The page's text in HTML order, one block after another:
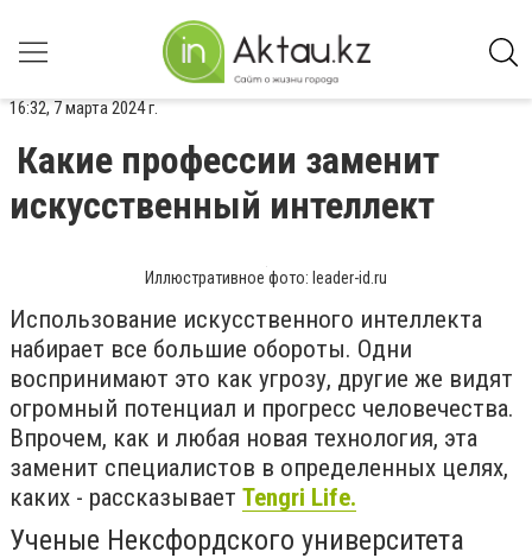
16:32, 7 марта 2024 г.
Какие профессии заменит
искусственный интеллект
Иллюстративное фото: leader-id.ru
Использование искусственного интеллекта
набирает все большие обороты. Одни
воспринимают это как угрозу, другие же видят
огромный потенциал и прогресс человечества.
Впрочем, как и любая новая технология, эта
заменит специалистов в определенных целях,
каких - рассказывает Tengri Life.
Ученые Нексфордского университета